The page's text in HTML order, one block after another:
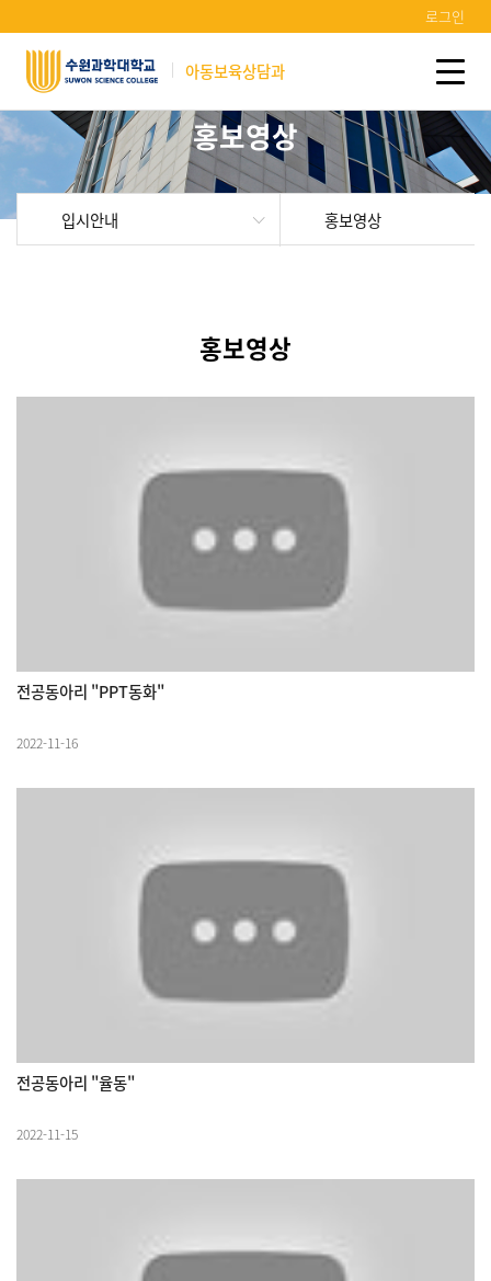
로그인
아동보육상담과
홍보영상
입시안내 홍보영상
홍보영상
전공동아리 "PPT동화"
2022-11-16
전공동아리 "율동"
2022-11-15